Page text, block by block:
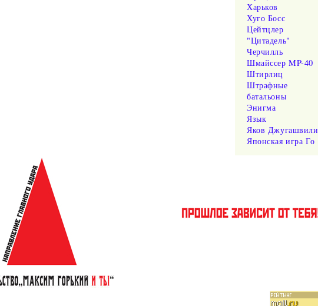
Харьков
Хуго Босс
Цейтцлер
"Цитадель"
Черчилль
Шмайссер MP-40
Штирлиц
Штрафные
батальоны
Энигма
Язык
Яков Джугашвили
Японская игра Го